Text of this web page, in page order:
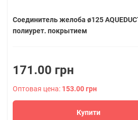
Соединитель желоба ø125
полиурет. покрытием
171.00 грн
Оптовая цена: 153.00 грн
Купити